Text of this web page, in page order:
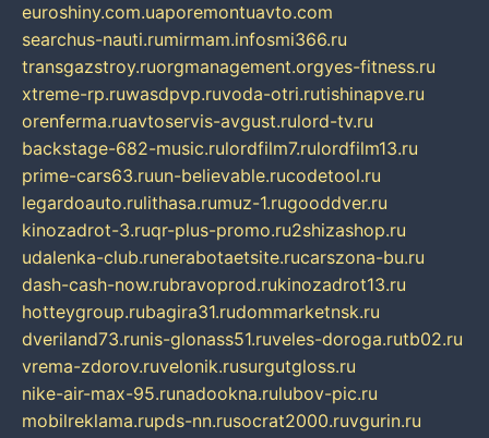
euroshiny.com.uaporemontuavto.com
searchus-nauti.rumirmam.infosmi366.ru
transgazstroy.ruorgmanagement.orgyes-fitness.ru
xtreme-rp.ruwasdpvp.ruvoda-otri.rutishinapve.ru
orenferma.ruavtoservis-avgust.rulord-tv.ru
backstage-682-music.rulordfilm7.rulordfilm13.ru
prime-cars63.ruun-believable.rucodetool.ru
legardoauto.rulithasa.rumuz-1.rugooddver.ru
kinozadrot-3.ruqr-plus-promo.ru2shizashop.ru
udalenka-club.runerabotaetsite.rucarszona-bu.ru
dash-cash-now.rubravoprod.rukinozadrot13.ru
hotteygroup.rubagira31.rudommarketnsk.ru
dveriland73.runis-glonass51.ruveles-doroga.rutb02.ru
vrema-zdorov.ruvelonik.rusurgutgloss.ru
nike-air-max-95.runadookna.rulubov-pic.ru
mobilreklama.rupds-nn.rusocrat2000.ruvgurin.ru